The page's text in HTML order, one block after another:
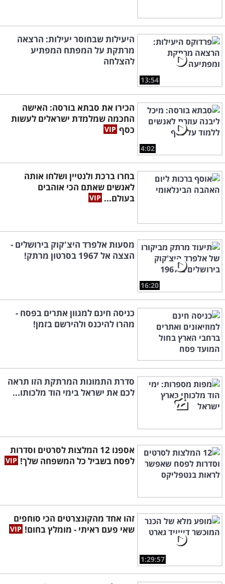
13:54
היעילות שבחוסר יעילות: הרצאה
מרתקת על המפתח המפתיע
להצלחה
4:02
הכירו את סבתא בורסה: האישה
החכמה שמלמדת ישראלים לעשות
כסף
בחרו ברכת ולנטיין ושלחו אותה
לאנשים שאתם הכי אוהבים
בעולם...
16:20
מסעות אלפרד היצ'קוק בירושלים -
הצצה אל 1967 בסרטון מרתק!
כניסה חינם למגוון אתרים בפסח -
מהרו להיכנס ולהירשם בזמן!
סדרת התמונות המרתקת הזו תראה
לכם את ישראל בימי הוד מלכותו...
אספנו 12 המלצות לסרטים וסדרות
לפסח בשביל כל המשפחה שלך!
1:29:57
זהו אחד מהקונצרטים הכי סוחפים
שאי פעם ראיתי - מומלץ בחום!